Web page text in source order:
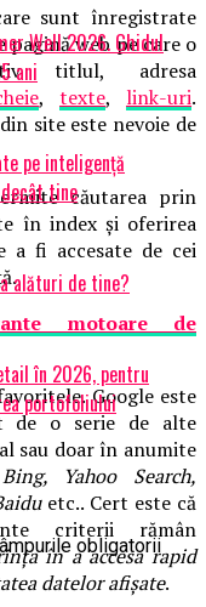
sunt înregistrate
web pe care o
titlul, adresa
,texte,link-uri.
site este nevoie de
căutarea prin
în index și oferirea
fi accesate de cei
motoare de
Google este
de o serie de alte
sau doar în anumite
Yahoo Search,
etc.. Cert este că
criterii rămân
în a accesa rapid
datelor afișate.
Well 2026. Ghidul
ani
pe inteligență
tine
alături de tine?
în 2026, pentru
portofoliului
obligatorii